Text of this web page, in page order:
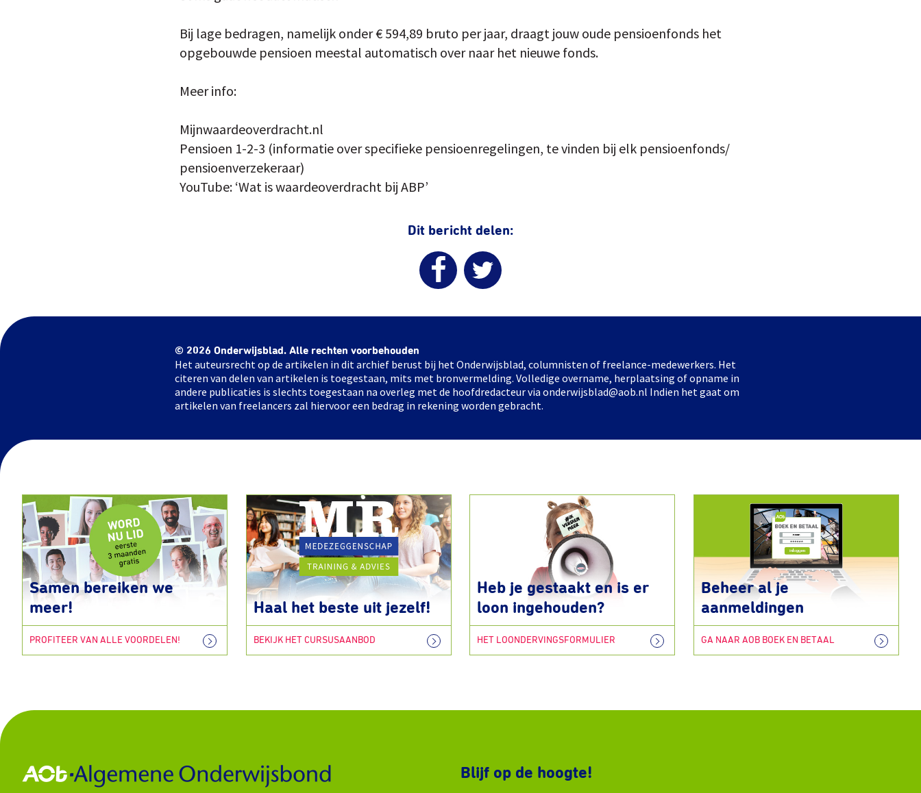
Bij lage bedragen, namelijk onder € 594,89 bruto per jaar, draagt jouw oude pensioenfonds het
opgebouwde pensioen meestal automatisch over naar het nieuwe fonds.
Meer info:
Mijnwaardeoverdracht.nl
Pensioen 1-2-3 (informatie over specifieke pensioenregelingen, te vinden bij elk pensioenfonds/
pensioenverzekeraar)
YouTube: ‘Wat is waardeoverdracht bij ABP’
Dit bericht delen:
© 2026 Onderwijsblad. Alle rechten voorbehouden
Het auteursrecht op de artikelen in dit archief berust bij het Onderwijsblad, columnisten of freelance-medewerkers. Het
citeren van delen van artikelen is toegestaan, mits met bronvermelding. Volledige overname, herplaatsing of opname in
andere publicaties is slechts toegestaan na overleg met de hoofdredacteur via onderwijsblad@aob.nl Indien het gaat om
artikelen van freelancers zal hiervoor een bedrag in rekening worden gebracht.
Samen bereiken we
meer!
PROFITEER VAN ALLE VOORDELEN!
Haal het beste uit jezelf!
BEKIJK HET CURSUSAANBOD
Heb je gestaakt en is er
loon ingehouden?
HET LOONDERVINGSFORMULIER
Beheer al je
aanmeldingen
GA NAAR AOB BOEK EN BETAAL
Blijf op de hoogte!